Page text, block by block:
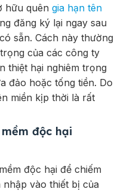
hữu quên gia hạn tên
đăng ký lại ngay sau
sẵn. Cách này thường
của các công ty
thiệt hại nghiêm trọng
đảo hoặc tống tiền. Do
miền kịp thời là rất
độc hại
độc hại để chiếm
vào thiết bị của